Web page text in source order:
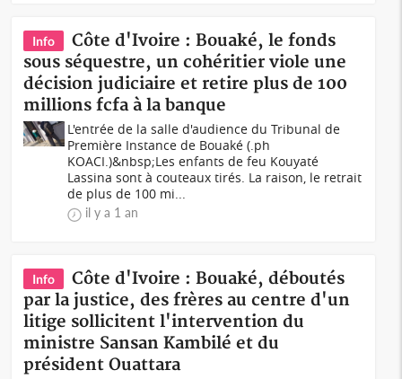
Info
Côte d'Ivoire : Bouaké, le fonds
sous séquestre, un cohéritier viole une
décision judiciaire et retire plus de 100
millions fcfa à la banque
L'entrée de la salle d'audience du Tribunal de
Première Instance de Bouaké (.ph
KOACI.)&nbsp;Les enfants de feu Kouyaté
Lassina sont à couteaux tirés. La raison, le retrait
de plus de 100 mi...
il y a 1 an
Info
Côte d'Ivoire : Bouaké, déboutés
par la justice, des frères au centre d'un
litige sollicitent l'intervention du
ministre Sansan Kambilé et du
président Ouattara